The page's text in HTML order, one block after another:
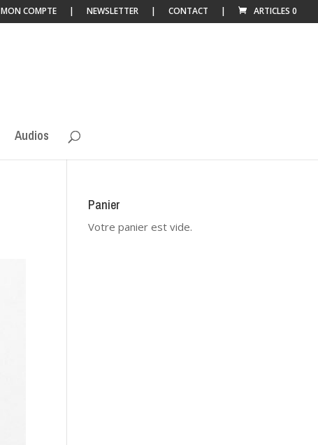
MON COMPTE NEWSLETTER CONTACT ARTICLES 0
Audios
Panier
Votre panier est vide.